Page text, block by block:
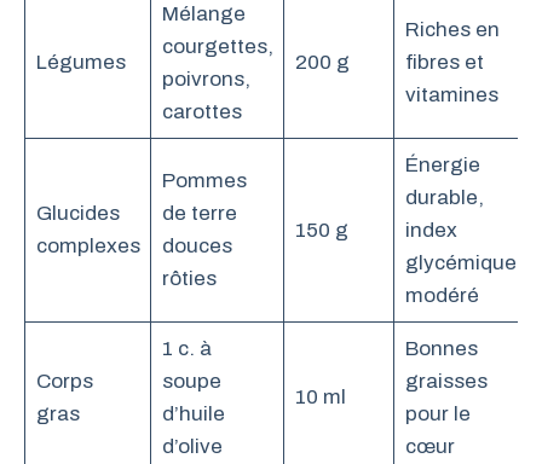
Légumes
Mélange
courgettes,
poivrons,
carottes
200 g
Riches en
fibres et
vitamines
Glucides
complexes
Pommes
de terre
douces
rôties
150 g
Énergie
durable,
index
glycémique
modéré
Corps
gras
1 c. à
soupe
d’huile
d’olive
10 ml
Bonnes
graisses
pour le
cœur